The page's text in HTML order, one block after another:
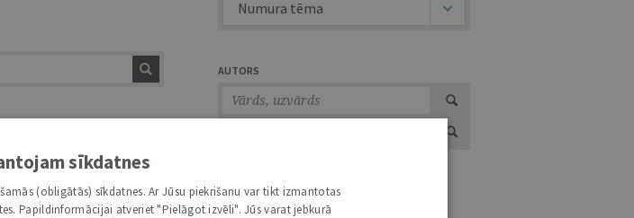
Numura tēma
AUTORS
ŽURNĀLU KATALOGS /
sīkdatnes
(obligātās) sīkdatnes. Ar Jūsu piekrišanu var tikt izmantotas
Papildinformācijai atveriet "Pielāgot izvēli". Jūs varat jebkurā